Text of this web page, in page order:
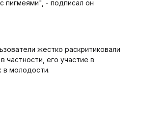
пигмеями", - подписал он
жестко раскритиковали
частности, его участие в
в молодости.